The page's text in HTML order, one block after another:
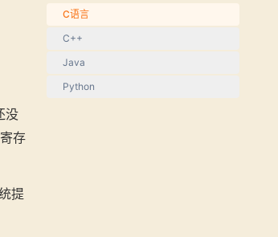
没
存
提
C语言
C++
Java
Python